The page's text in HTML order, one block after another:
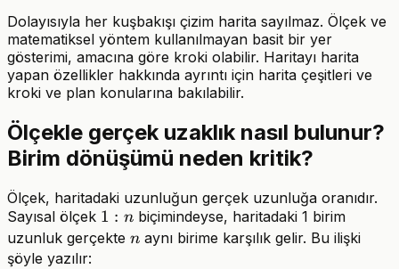
Dolayısıyla her kuşbakışı çizim harita sayılmaz. Ölçek ve
matematiksel yöntem kullanılmayan basit bir yer
gösterimi, amacına göre kroki olabilir. Haritayı harita
yapan özellikler hakkında ayrıntı için harita çeşitleri ve
kroki ve plan konularına bakılabilir.
Ölçekle gerçek uzaklık nasıl bulunur?
Birim dönüşümü neden kritik?
Ölçek, haritadaki uzunluğun gerçek uzunluğa oranıdır.
Sayısal ölçek 1:n
1 : nbiçimindeyse, haritadaki 1 birim
uzunluk gerçekte n
n aynı birime karşılık gelir. Bu ilişki
şöyle yazılır: